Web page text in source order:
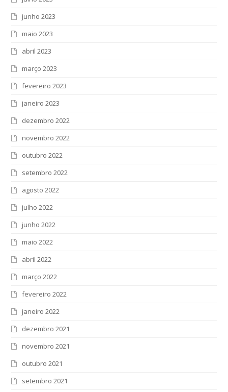
junho 2023
maio 2023
abril 2023
março 2023
fevereiro 2023
janeiro 2023
dezembro 2022
novembro 2022
outubro 2022
setembro 2022
agosto 2022
julho 2022
junho 2022
maio 2022
abril 2022
março 2022
fevereiro 2022
janeiro 2022
dezembro 2021
novembro 2021
outubro 2021
setembro 2021